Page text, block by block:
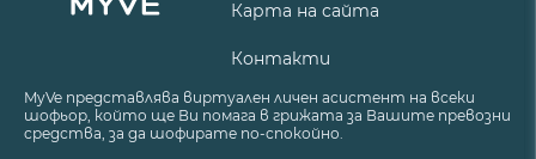
Карта на сайта
Контакти
MyVe представлява виртуален личен асистент на всеки
шофьор, който ще Ви помага в грижата за Вашите превозни
средства, за да шофирате по-спокойно.